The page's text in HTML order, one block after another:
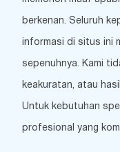
berkenan. Seluruh
informasi di situs ini
sepenuhnya. Kami
keakuratan, atau
Untuk kebutuhan
profesional yang